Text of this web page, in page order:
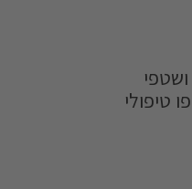
השאירי למשך 3-2 דקות ושטפי
טיפולי